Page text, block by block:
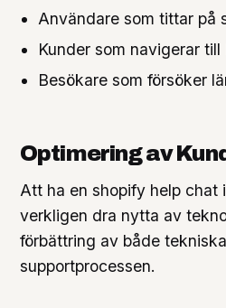
Användare som tittar på
Kunder som navigerar till
Besökare som försöker
Optimering av
Att ha en shopify help chat
verkligen dra nytta av
förbättring av både
supportprocessen.